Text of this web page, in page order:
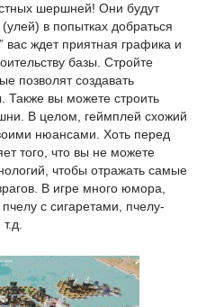
шершней! Они будут
в попытках добраться
ждет приятная графика и
базы. Стройте
позволят создавать
Также вы можете строить
В целом, геймплей схожий
нюансами. Хоть перед
того, что вы не можете
чтобы отражать самые
В игре много юмора,
с сигаретами, пчелу-